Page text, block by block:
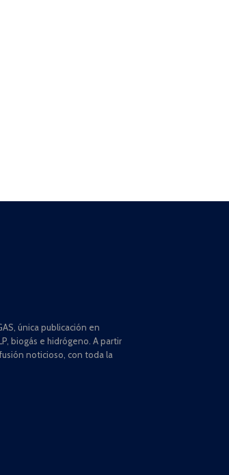
única publicación en
biogás e hidrógeno. A partir
noticioso, con toda la